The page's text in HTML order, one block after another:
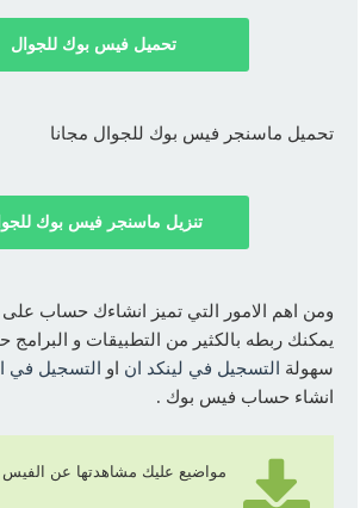
تحميل فيس بوك للجوال
تحميل ماسنجر فيس بوك للجوال مجانا
تنزيل ماسنجر فيس بوك
ومن اهم الامور التي تميز انشاءك حساب
يمكنك ربطه بالكثير من التطبيقات و
سهولة التسجيل في لينكد ان او التسجيل في
انشاء حساب فيس بوك .
مواضيع عليك مشاهدتها عن